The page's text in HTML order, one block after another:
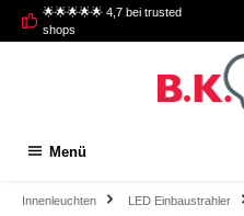
springen
🌟🌟🌟🌟🌟 4,7 bei trusted
shops
Menü
Innenleuchten LED Einbaustrahler